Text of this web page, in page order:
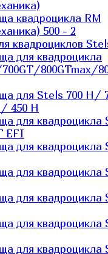
квадроцикла RM
500 - 2
квадроциклов
для квадроцикла
800GTmax/
для Stels 700 H/
450 H
для квадроцикла
EFI
для квадроцикла
для квадроцикла
для квадроцикла
для квадроцикла
для квадроцикла